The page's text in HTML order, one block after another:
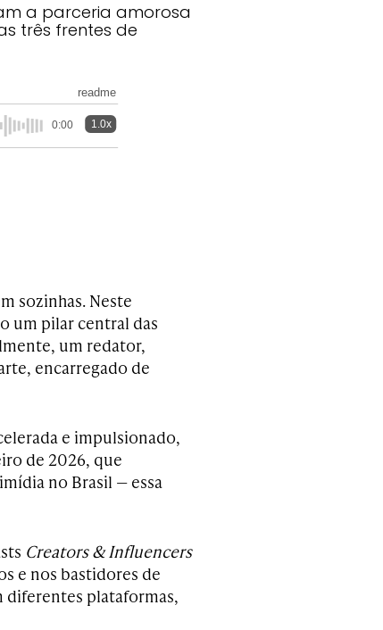
a parceria amorosa
três frentes de
readme
0:00 1.0x
sozinhas. Neste
um pilar central das
um redator,
encarregado de
e impulsionado,
de 2026, que
no Brasil — essa
Creators & Influencers
e nos bastidores de
diferentes plataformas,